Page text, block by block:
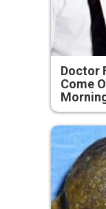
Doctor
Come